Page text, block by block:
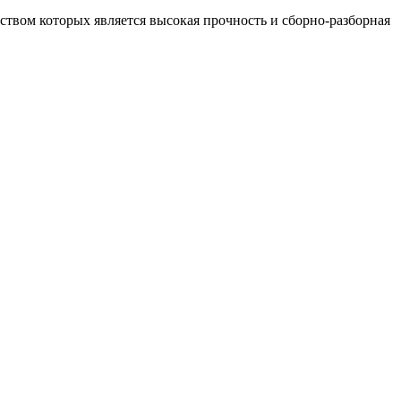
которых является высокая прочность и сборно-разборная